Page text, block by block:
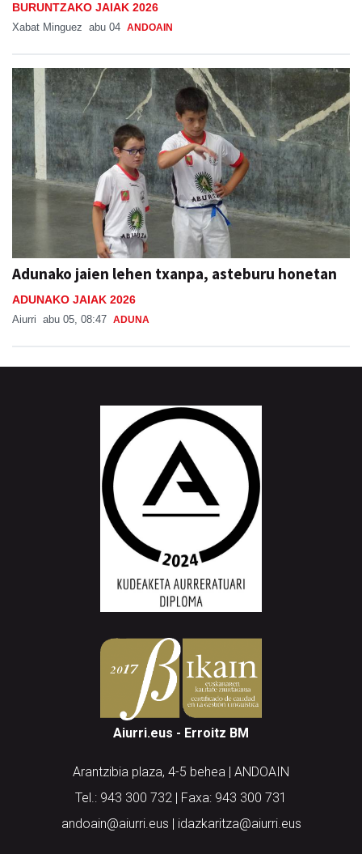
BURUNTZAKO JAIAK 2026
Xabat Minguez abu 04 ANDOAIN
Adunako jaien lehen txanpa, asteburu honetan
ADUNAKO JAIAK 2026
Aiurri abu 05, 08:47 ADUNA
Aiurri.eus - Erroitz BM
Arantzibia plaza, 4-5 behea | ANDOAIN
Tel.: 943 300 732 | Faxa: 943 300 731
andoain@aiurri.eus | idazkaritza@aiurri.eus